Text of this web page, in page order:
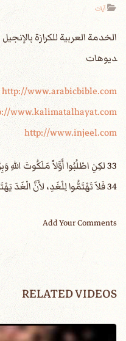
آيات
الخدمة العربية للكرازة
ديوهات
http://www.arabicbible.com
www.kalimatalhayat.com
http://www.injeel.com
‎33 لكِنِ اطْلُبُوا أَوَّلاً مَلَكُوتَ اللهِ وَبِرَّهُ، وَهذِهِ كُلُّهَا تُزَادُ لَكُمْ.
‎34 فَلاَ تَهْتَمُّوا لِلْغَدِ، لأَنَّ الْغَدَ يَهْتَمُّ بِمَا لِنَفْسِهِ. يَكْفِي الْيَوْمَ شَرُّهُ.
Add Your Comments
RELATED VIDEOS